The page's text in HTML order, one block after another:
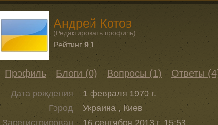
Андрей Котов
(Редактировать профиль)
Рейтинг 9,1
Профиль Блоги (0) Вопросы (1) Ответы
Дата рождения
1 февраля 1970 г.
Город
Украина , Киев
Зарегистрирован
16 сентября 2013 г. 15:53